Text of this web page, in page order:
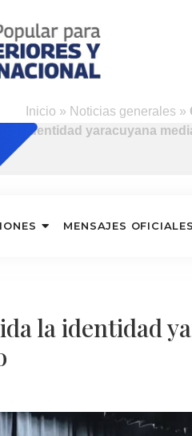
Inicio » Noticias generales »
identidad yaracuyana
MENSAJES OFICIALES
la identidad